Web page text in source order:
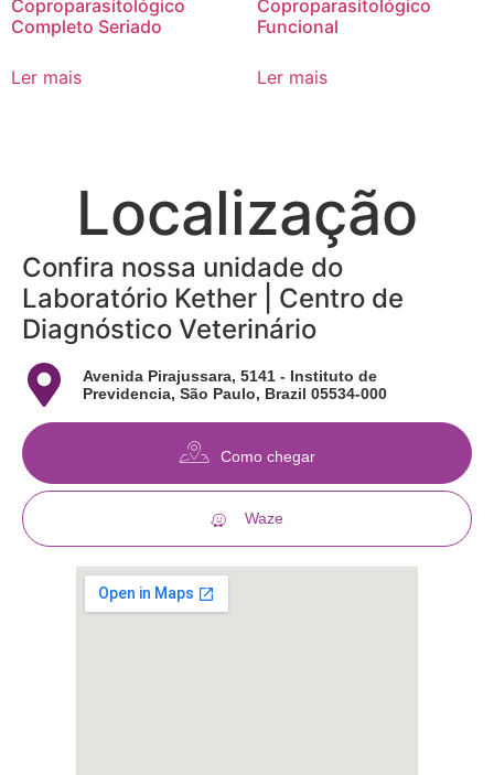
Coproparasitológico
Completo Seriado
Ler mais
Coproparasitológico
Funcional
Ler mais
Localização
Confira nossa unidade do
Laboratório Kether | Centro de
Diagnóstico Veterinário
Avenida Pirajussara, 5141 - Instituto de
Previdencia, São Paulo, Brazil 05534-000
Como chegar
Waze